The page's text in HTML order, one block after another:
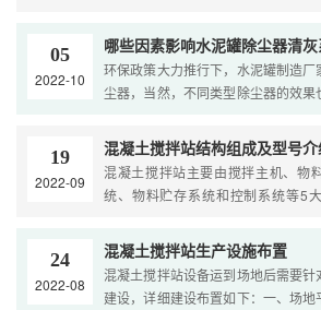
···
05
2022-10
哪些因素影响水泥罐除尘器清
环保政策大力推行下，水泥罐制造
尘器，当然，不同类型除尘器的效
19
2022-09
混凝土搅拌站结构组成及型号
混凝土搅拌站主要由搅拌主机、物
统、物料贮存系统和控制系统等5
式···
24
2022-08
混凝土搅拌站生产设施布置
混凝土搅拌站设备运到场地后需要
建设，详细建设布置如下：一、场